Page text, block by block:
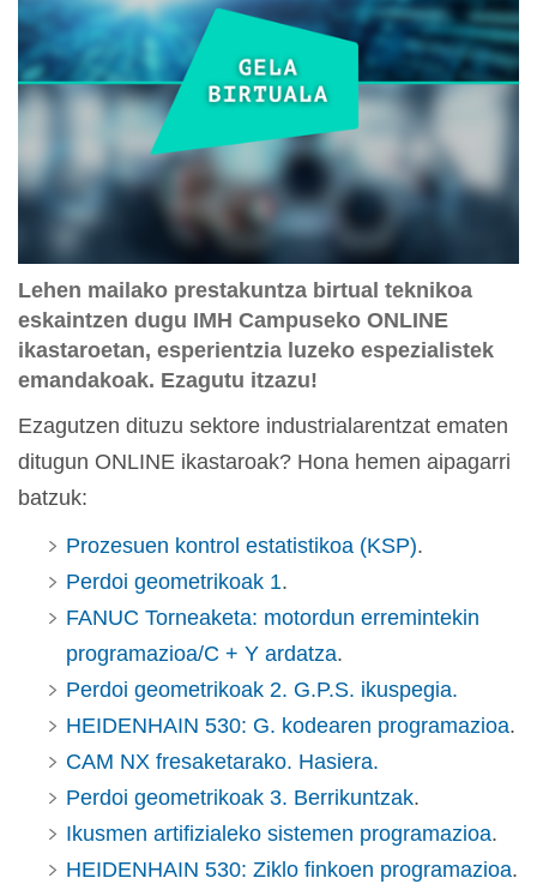
Lehen mailako prestakuntza birtual teknikoa
eskaintzen dugu IMH Campuseko ONLINE
ikastaroetan, esperientzia luzeko espezialistek
emandakoak. Ezagutu itzazu!
Ezagutzen dituzu sektore industrialarentzat ematen
ditugun ONLINE ikastaroak? Hona hemen aipagarri
batzuk:
Prozesuen kontrol estatistikoa (KSP).
Perdoi geometrikoak 1.
FANUC Torneaketa: motordun erremintekin
programazioa/C + Y ardatza.
Perdoi geometrikoak 2. G.P.S. ikuspegia.
HEIDENHAIN 530: G. kodearen programazioa.
CAM NX fresaketarako. Hasiera.
Perdoi geometrikoak 3. Berrikuntzak.
Ikusmen artifizialeko sistemen programazioa.
HEIDENHAIN 530: Ziklo finkoen programazioa.